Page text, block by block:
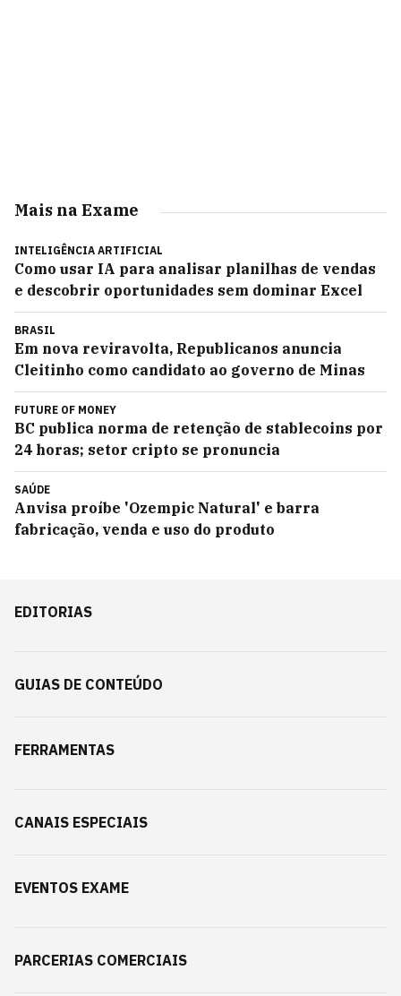
Mais na Exame
INTELIGÊNCIA ARTIFICIAL
Como usar IA para analisar planilhas de vendas
e descobrir oportunidades sem dominar Excel
BRASIL
Em nova reviravolta, Republicanos anuncia
Cleitinho como candidato ao governo de Minas
FUTURE OF MONEY
BC publica norma de retenção de stablecoins por
24 horas; setor cripto se pronuncia
SAÚDE
Anvisa proíbe 'Ozempic Natural' e barra
fabricação, venda e uso do produto
EDITORIAS
GUIAS DE CONTEÚDO
FERRAMENTAS
CANAIS ESPECIAIS
EVENTOS EXAME
PARCERIAS COMERCIAIS